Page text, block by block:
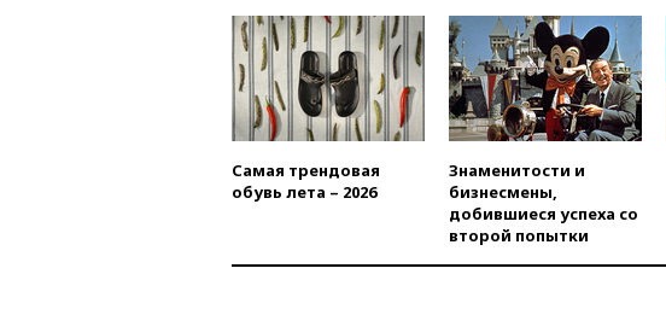
Самая трендовая
обувь лета – 2026
Знаменитости и
бизнесмены,
добившиеся успеха со
второй попытки